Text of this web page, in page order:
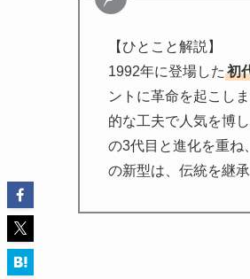
【ひとこと解説】
1992年に登場した 初
ントに革命を起こし
的な工夫で人気を博
の3代目と進化を重ね
の新型は、伝統を継